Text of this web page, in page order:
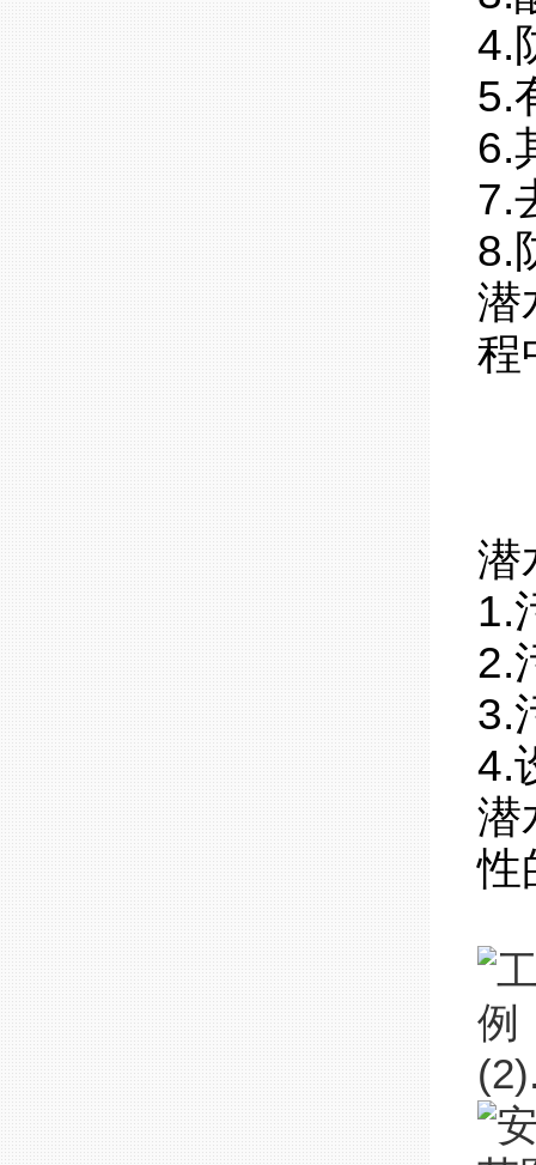
4.
5.
6.
7.
8.
潜
程
潜
1.
2.
3.
4.
潜
性